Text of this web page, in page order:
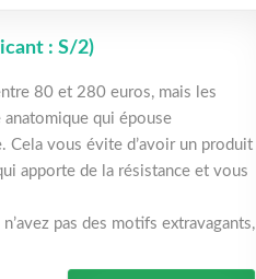
: S/2)
80 et 280 euros, mais les
qui épouse
Cela vous évite d’avoir un produit
apporte de la résistance et vous
pas des motifs extravagants,